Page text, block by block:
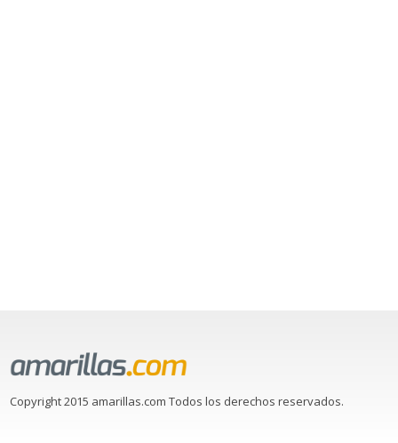
Copyright 2015 amarillas.com Todos los derechos reservados.